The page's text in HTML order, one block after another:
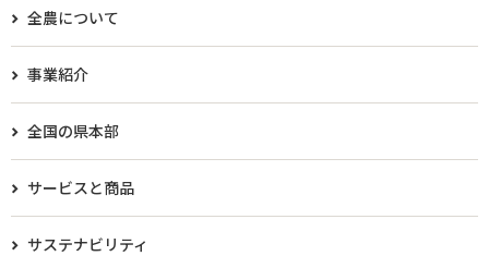
全農について
事業紹介
全国の県本部
サービスと商品
サステナビリティ